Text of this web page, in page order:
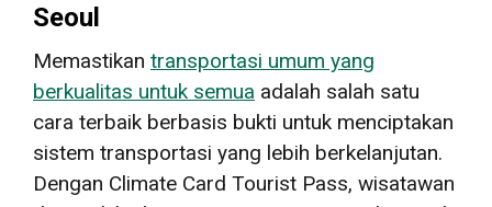
Seoul
Memastikan transportasi umum yang
berkualitas untuk semua adalah salah satu
cara terbaik berbasis bukti untuk menciptakan
sistem transportasi yang lebih berkelanjutan.
Dengan Climate Card Tourist Pass, wisatawan